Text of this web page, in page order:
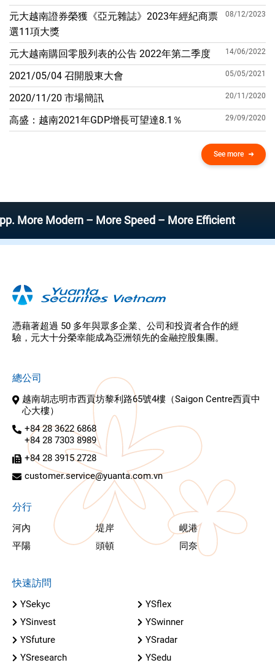
元大越南證券榮獲《亞元雜誌》2023年經紀商票
選11項大獎
08/12/2023
元大越南購回零股列表的公告 2022年第二季度 14/06/2022
2021/05/04 召開股東大會 05/05/2021
2020/11/20 市場簡訊 20/11/2020
高盛：越南2021年GDP增​​長可望達8.1％ 29/09/2020
See more
Modern – More Speed – More Efficient
憑藉著超過 50 多年與眾多企業、公司和投資者合作的經
驗，元大十分榮幸能成為亞洲領先的金融控股集團。
總公司
越南胡志明市西貢坊黎利路65號4樓（Saigon Centre西貢中
心大樓）
+84 28 3622 6868
+84 28 7303 8989
+84 28 3915 2728
customer.service@yuanta.com.vn
分行
河內 堤岸
峴港
平陽
頭頓 同奈
快速訪問
YSekyc
YSflex
YSinvest
YSwinner
YSfuture
YSradar
YSresearch
YSedu